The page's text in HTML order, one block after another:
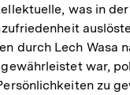
was in
durch Lech Wasa
war,
zu